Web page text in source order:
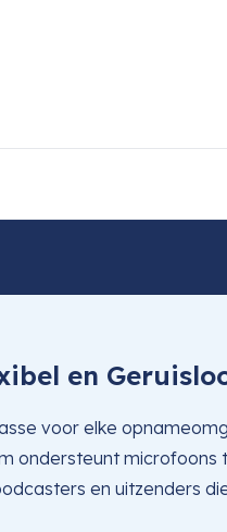
en
voor elke
ondersteunt
en uitzenders